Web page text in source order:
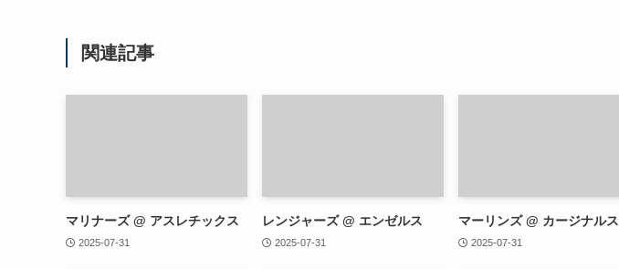
関連記事
マリナーズ @ アスレチックス
2025-07-31
レンジャーズ @ エンゼルス
2025-07-31
マーリンズ @ カージナルス
2025-07-31